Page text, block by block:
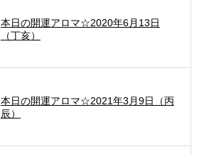
本日の開運アロマ☆2020年6月13日
（丁亥）
本日の開運アロマ☆2021年3月9日（丙
辰）